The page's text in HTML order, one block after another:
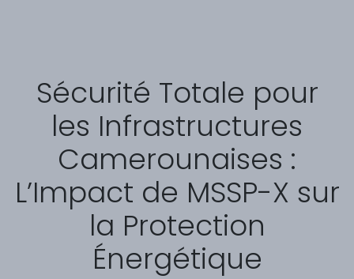
Sécurité Totale pour
les Infrastructures
Camerounaises :
L’Impact de MSSP-X sur
la Protection
Énergétique